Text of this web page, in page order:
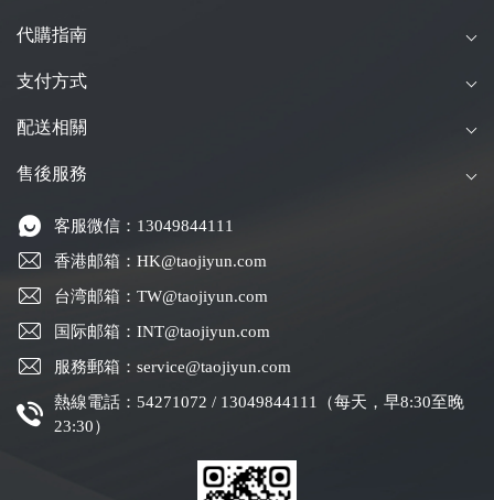
代購指南
支付方式
配送相關
售後服務
客服微信：13049844111
香港邮箱：HK@taojiyun.com
台湾邮箱：TW@taojiyun.com
国际邮箱：INT@taojiyun.com
服務郵箱：service@taojiyun.com
熱線電話：54271072 / 13049844111（每天，早8:30至晚
23:30）